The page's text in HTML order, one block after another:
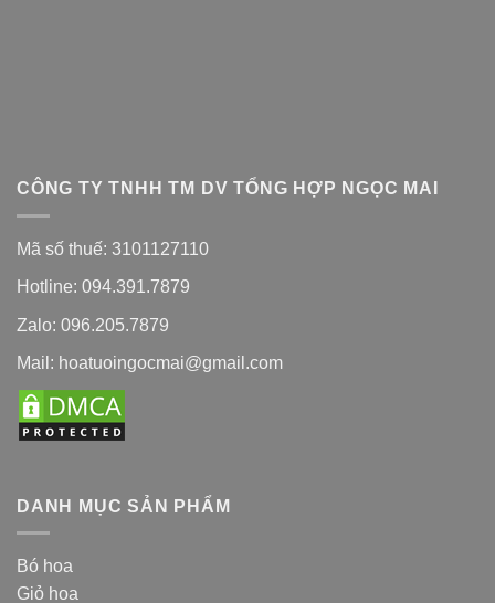
CÔNG TY TNHH TM DV TỔNG HỢP NGỌC MAI
Mã số thuế: 3101127110
Hotline: 094.391.7879
Zalo: 096.205.7879
Mail: hoatuoingocmai@gmail.com
DANH MỤC SẢN PHẨM
Bó hoa
Giỏ hoa